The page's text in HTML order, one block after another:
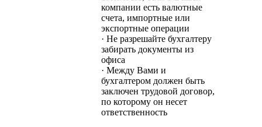
компании есть валютные
счета, импортные или
экспортные операции
· Не разрешайте бухгалтеру
забирать документы из
офиса
· Между Вами и
бухгалтером должен быть
заключен трудовой договор,
по которому он несет
ответственность